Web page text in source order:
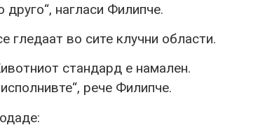
нагласи Филипче.
гледаат во сите клучни области.
стандард е намален.
рече Филипче.